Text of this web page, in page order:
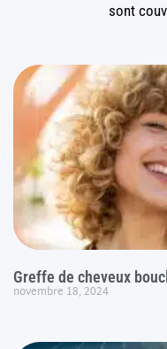
sont
Greffe de cheveux
novembre 18, 2024